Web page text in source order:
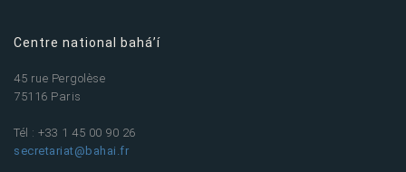
Centre national bahá’í
45 rue Pergolèse
75116 Paris
Tél : +33 1 45 00 90 26
secretariat@bahai.fr